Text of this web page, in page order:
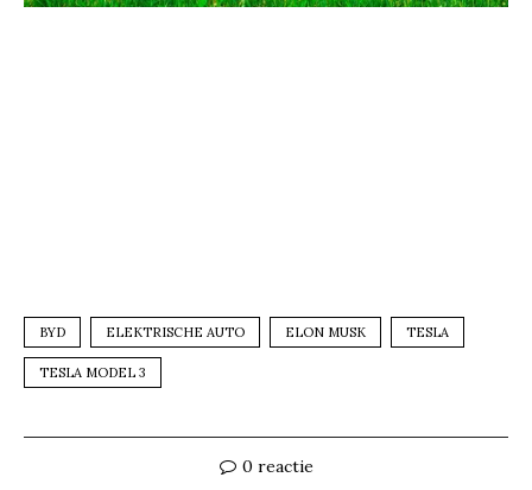
BYD ELEKTRISCHE AUTO ELON MUSK TESLA
TESLA MODEL 3
0 reactie